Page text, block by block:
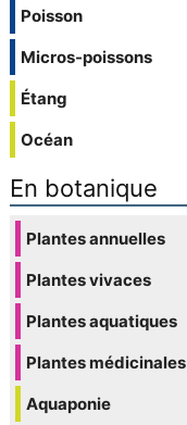
Poisson
Micros-poissons
Étang
Océan
En botanique
Plantes annuelles
Plantes vivaces
Plantes aquatiques
Plantes médicinales
Aquaponie